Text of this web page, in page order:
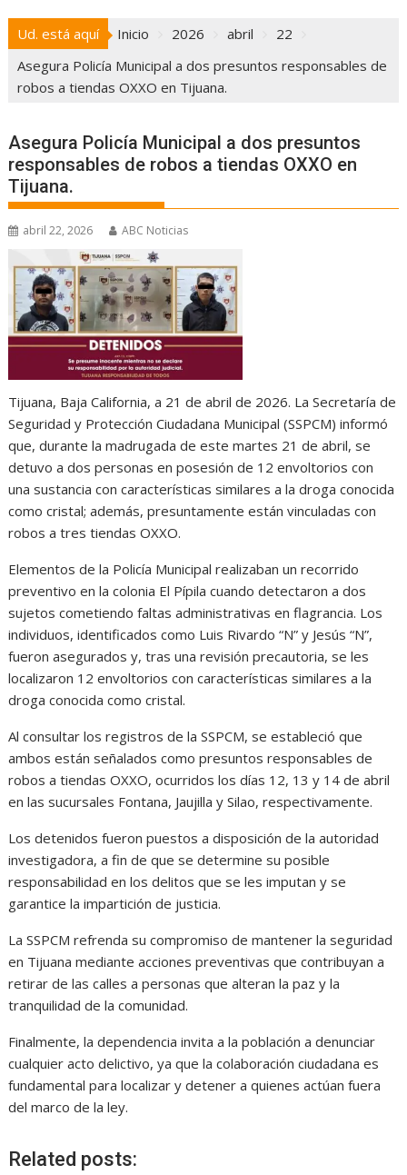
Ud. está aquí Inicio 2026 abril
22
Asegura Policía Municipal a dos presuntos responsables de
robos a tiendas OXXO en Tijuana.
Asegura Policía Municipal a dos presuntos
responsables de robos a tiendas OXXO en
Tijuana.
abril 22, 2026 ABC Noticias
Tijuana, Baja California, a 21 de abril de 2026. La Secretaría de
Seguridad y Protección Ciudadana Municipal (SSPCM) informó
que, durante la madrugada de este martes 21 de abril, se
detuvo a dos personas en posesión de 12 envoltorios con
una sustancia con características similares a la droga conocida
como cristal; además, presuntamente están vinculadas con
robos a tres tiendas OXXO.
Elementos de la Policía Municipal realizaban un recorrido
preventivo en la colonia El Pípila cuando detectaron a dos
sujetos cometiendo faltas administrativas en flagrancia. Los
individuos, identificados como Luis Rivardo “N” y Jesús “N”,
fueron asegurados y, tras una revisión precautoria, se les
localizaron 12 envoltorios con características similares a la
droga conocida como cristal.
Al consultar los registros de la SSPCM, se estableció que
ambos están señalados como presuntos responsables de
robos a tiendas OXXO, ocurridos los días 12, 13 y 14 de abril
en las sucursales Fontana, Jaujilla y Silao, respectivamente.
Los detenidos fueron puestos a disposición de la autoridad
investigadora, a fin de que se determine su posible
responsabilidad en los delitos que se les imputan y se
garantice la impartición de justicia.
La SSPCM refrenda su compromiso de mantener la seguridad
en Tijuana mediante acciones preventivas que contribuyan a
retirar de las calles a personas que alteran la paz y la
tranquilidad de la comunidad.
Finalmente, la dependencia invita a la población a denunciar
cualquier acto delictivo, ya que la colaboración ciudadana es
fundamental para localizar y detener a quienes actúan fuera
del marco de la ley.
Related posts: